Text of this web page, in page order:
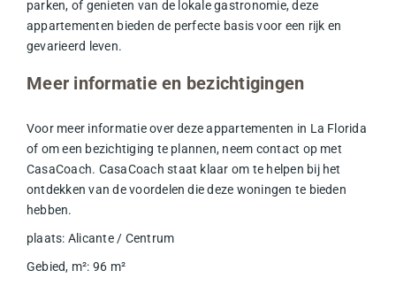
parken, of genieten van de lokale gastronomie, deze
appartementen bieden de perfecte basis voor een rijk en
gevarieerd leven.
Meer informatie en bezichtigingen
Voor meer informatie over deze appartementen in La Florida
of om een bezichtiging te plannen, neem contact op met
CasaCoach. CasaCoach staat klaar om te helpen bij het
ontdekken van de voordelen die deze woningen te bieden
hebben.
plaats: Alicante / Centrum
Gebied, m²: 96 m²